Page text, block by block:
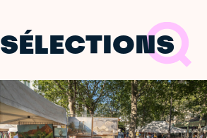
SÉLECTIONS